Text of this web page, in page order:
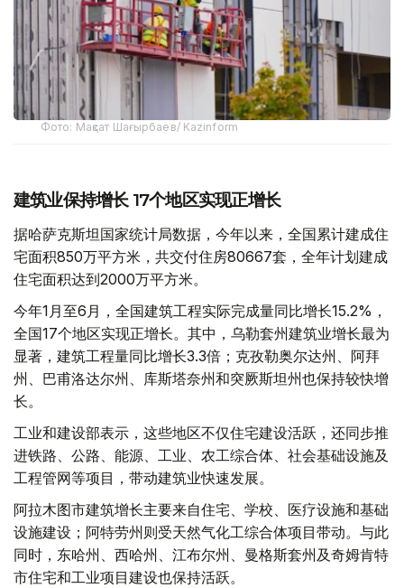
Фото: Мақсат Шағырбаев/ Kazinform
建筑业保持增长 17个地区实现正增长
据哈萨克斯坦国家统计局数据，今年以来，全国累计建成住
宅面积850万平方米，共交付住房80667套，全年计划建成
住宅面积达到2000万平方米。
今年1月至6月，全国建筑工程实际完成量同比增长15.2%，
全国17个地区实现正增长。其中，乌勒套州建筑业增长最为
显著，建筑工程量同比增长3.3倍；克孜勒奥尔达州、阿拜
州、巴甫洛达尔州、库斯塔奈州和突厥斯坦州也保持较快增
长。
工业和建设部表示，这些地区不仅住宅建设活跃，还同步推
进铁路、公路、能源、工业、农工综合体、社会基础设施及
工程管网等项目，带动建筑业快速发展。
阿拉木图市建筑增长主要来自住宅、学校、医疗设施和基础
设施建设；阿特劳州则受天然气化工综合体项目带动。与此
同时，东哈州、西哈州、江布尔州、曼格斯套州及奇姆肯特
市住宅和工业项目建设也保持活跃。